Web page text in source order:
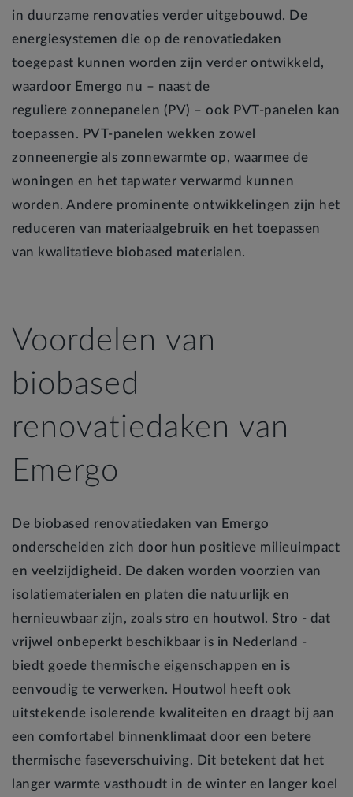
in duurzame renovaties verder uitgebouwd. De
energiesystemen die op de renovatiedaken
toegepast kunnen worden zijn verder ontwikkeld,
waardoor Emergo nu – naast de
reguliere zonnepanelen (PV) – ook PVT-panelen kan
toepassen. PVT-panelen wekken zowel
zonneenergie als zonnewarmte op, waarmee de
woningen en het tapwater verwarmd kunnen
worden. Andere prominente ontwikkelingen zijn het
reduceren van materiaalgebruik en het toepassen
van kwalitatieve biobased materialen.
Voordelen van
biobased
renovatiedaken van
Emergo
De biobased renovatiedaken van Emergo
onderscheiden zich door hun positieve milieuimpact
en veelzijdigheid. De daken worden voorzien van
isolatiematerialen en platen die natuurlijk en
hernieuwbaar zijn, zoals stro en houtwol. Stro - dat
vrijwel onbeperkt beschikbaar is in Nederland -
biedt goede thermische eigenschappen en is
eenvoudig te verwerken. Houtwol heeft ook
uitstekende isolerende kwaliteiten en draagt bij aan
een comfortabel binnenklimaat door een betere
thermische faseverschuiving. Dit betekent dat het
langer warmte vasthoudt in de winter en langer koel